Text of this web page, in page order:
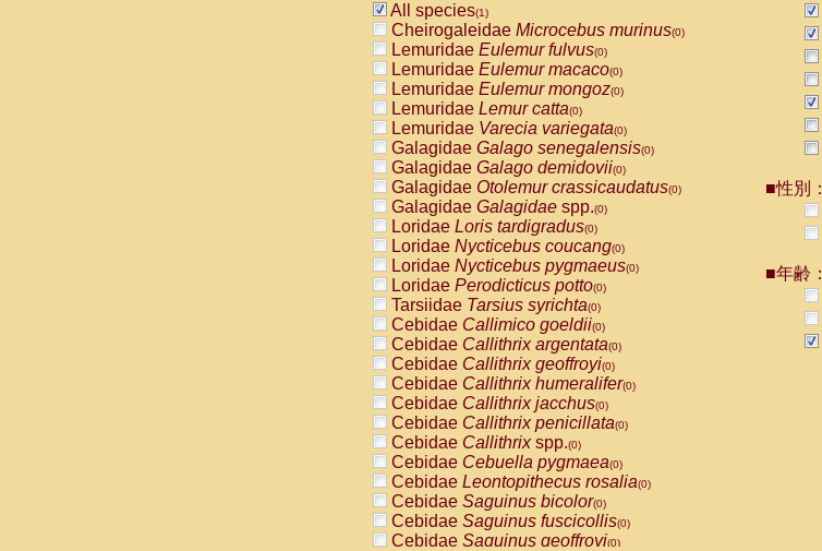
All species(1)
Cheirogaleidae Microcebus murinus(0)
Lemuridae Eulemur fulvus(0)
Lemuridae Eulemur macaco(0)
Lemuridae Eulemur mongoz(0)
Lemuridae Lemur catta(0)
Lemuridae Varecia variegata(0)
Galagidae Galago senegalensis(0)
Galagidae Galago demidovii(0)
Galagidae Otolemur crassicaudatus(0)
Galagidae Galagidae spp.(0)
Loridae Loris tardigradus(0)
Loridae Nycticebus coucang(0)
Loridae Nycticebus pygmaeus(0)
Loridae Perodicticus potto(0)
Tarsiidae Tarsius syrichta(0)
Cebidae Callimico goeldii(0)
Cebidae Callithrix argentata(0)
Cebidae Callithrix geoffroyi(0)
Cebidae Callithrix humeralifer(0)
Cebidae Callithrix jacchus(0)
Cebidae Callithrix penicillata(0)
Cebidae Callithrixspp.(0)
Cebidae Cebuella pygmaea(0)
Cebidae Leontopithecus rosalia(0)
Cebidae Saguinus bicolor(0)
Cebidae Saguinus fuscicollis(0)
Cebidae Saguinus geoffroyi(0)
■性別：
■年齢：